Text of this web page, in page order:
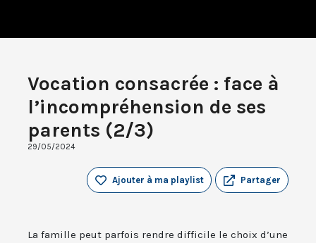
Vocation consacrée : face à
l’incompréhension de ses
parents (2/3)
29/05/2024
Partager
Ajouter à ma playlist
La famille peut parfois rendre difficile le choix d’une